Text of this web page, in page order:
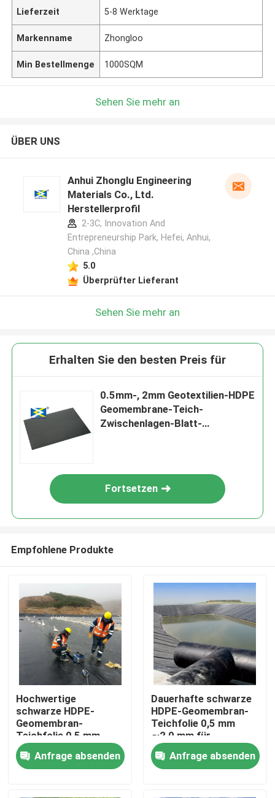
Startseite
Produkte
Videos
Lieferzeit 5-8 Werktage
Markenname Zhongloo
Min Bestellmenge 1000SQM
Sehen Sie mehr an
ÜBER UNS
Anhui Zhonglu Engineering
Materials Co., Ltd.
Herstellerprofil
2-3C, Innovation And
Entrepreneurship Park, Hefei, Anhui,
China ,China
5.0
Überprüfter Lieferant
Sehen Sie mehr an
Erhalten Sie den besten Preis für
0.5mm-, 2mm Geotextilien-HDPE
Geomembrane-Teich-
Zwischenlagen-Blatt-
Fortsetzen
Empfohlene Produkte
Hochwertige
schwarze HDPE-
Geomembran-
Teichfolie 0,5 mm
∼2,0 mm für
Fischzucht,
Aquakulturbecken,
Anfrage absenden
Dauerhafte schwarze
HDPE-Geomembran-
Teichfolie 0,5 mm
∼2,0 mm für
Kreislauf-
Fischbecken,
Aquakulturbecken,
Anfrage absenden